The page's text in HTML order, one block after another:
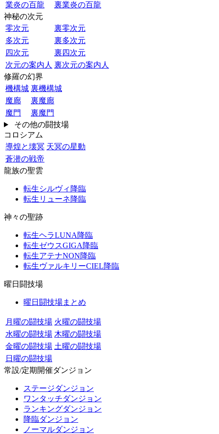
業炎の百龍
裏業炎の百龍
神秘の次元
零次元
裏零次元
多次元
裏多次元
四次元
裏四次元
次元の案内人 裏次元の案内人
修羅の幻界
機構城 裏機構城
魔廊
裏魔廊
魔門
裏魔門
その他の闘技場
コロシアム
導煌と壊冥 天冥の星動
蒼潜の戦帝
龍族の聖雲
転生シルヴィ降臨
転生リューネ降臨
神々の聖跡
転生ヘラLUNA降臨
転生ゼウスGIGA降臨
転生アテナNON降臨
転生ヴァルキリーCIEL降臨
曜日闘技場
曜日闘技場まとめ
月曜の闘技場 火曜の闘技場
水曜の闘技場 木曜の闘技場
金曜の闘技場 土曜の闘技場
日曜の闘技場
常設/定期開催ダンジョン
ステージダンジョン
ワンタッチダンジョン
ランキングダンジョン
降臨ダンジョン
ノーマルダンジョン